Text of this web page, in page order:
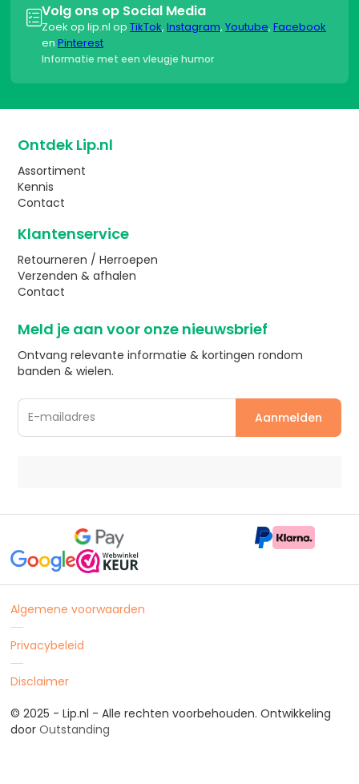
Volg ons op Social Media
Zoek op lip.nl op TikTok, Instagram, Youtube, Facebook
en Pinterest
Informatie met een vleugje humor
Ontdek Lip.nl
Assortiment
Kennis
Contact
Klantenservice
Retourneren / Herroepen
Verzenden & afhalen
Contact
Meld je aan voor onze nieuwsbrief
Ontvang relevante informatie & kortingen rondom
banden & wielen.
Algemene voorwaarden
Privacybeleid
Disclaimer
© 2025 - Lip.nl - Alle rechten voorbehouden. Ontwikkeling
door Outstanding